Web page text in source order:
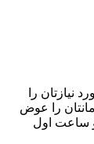
نیازتان را
را عوض
ساعت اول